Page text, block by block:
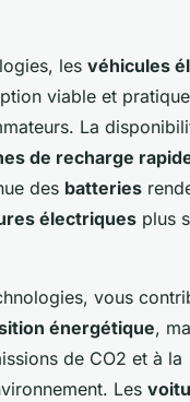
les véhicules
viable et
La
de recharge
des batteries
électriques plus
vous
énergétique,
de CO2 et à la
Les